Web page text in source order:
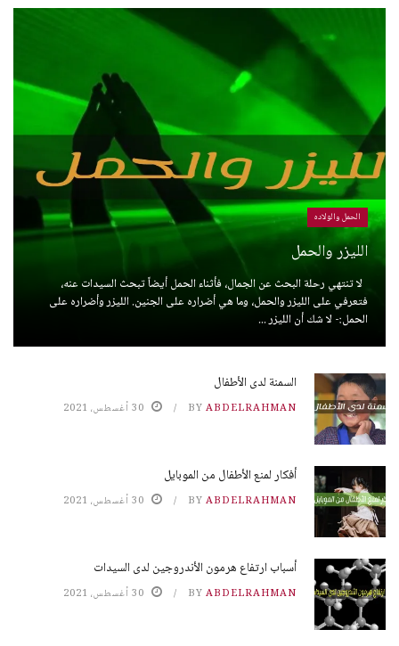
الحمل والولاده
الليزر والحمل
لا تنتهي رحلة البحث عن الجمال، فأثناء الحمل أيضاً تبحث السيدات عنه،
فتعرفي على الليزر والحمل، وما هي أضراره على الجنين. الليزر وأضراره على
الحمل:- لا شك أن الليزر ...
السمنة لدى الأطفال
BY ABDELRAHMAN 30 أغسطس، 2021
أفكار لمنع الأطفال من الموبايل
BY ABDELRAHMAN 30 أغسطس، 2021
أسباب ارتفاع هرمون الأندروجين لدى السيدات
BY ABDELRAHMAN 30 أغسطس، 2021